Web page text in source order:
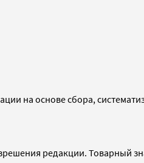
на основе сбора,
редакции. Товарный